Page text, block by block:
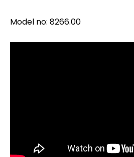
Model no: 8266.00